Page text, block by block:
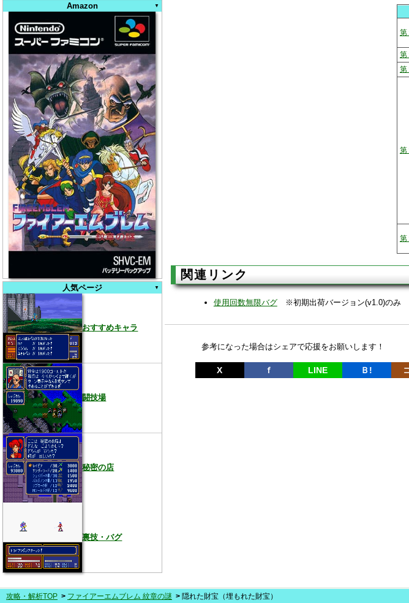
Amazon
人気ページ
おすすめキャラ
闘技場
秘密の店
裏技・バグ
第
第
第
関連リンク
使用回数無限バグ※初期出荷バージョン(v1.0)のみ
参考になった場合はシェアで応援をお願いします！
X ｆ LINE Ｂ!
攻略・解析TOP ファイアーエムブレム 紋章の謎 隠れた財宝（埋もれた財宝）